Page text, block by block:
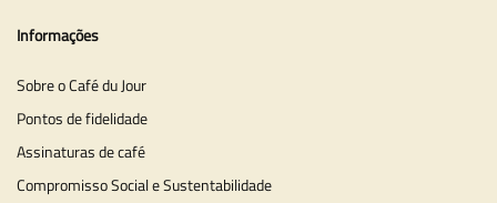
Informações
Sobre o Café du Jour
Pontos de fidelidade
Assinaturas de café
Compromisso Social e Sustentabilidade